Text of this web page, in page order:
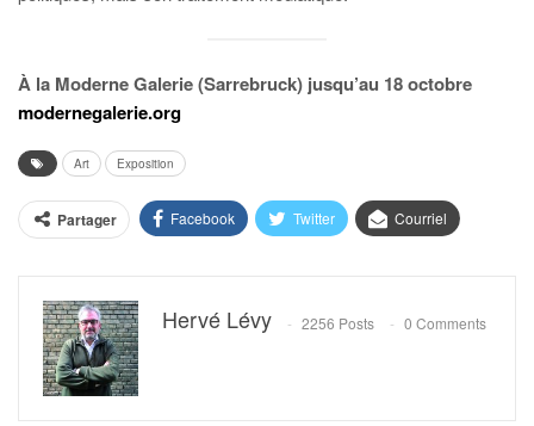
À la Moderne Galerie (Sarrebruck) jusqu’au 18 octobre
modernegalerie.org
Art Exposition
Partager Facebook Twitter Courriel
Hervé Lévy 2256 Posts 0 Comments